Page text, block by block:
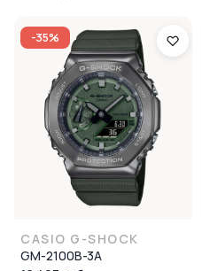
-35%
CASIO G-SHOCK
GM-2100B-3A